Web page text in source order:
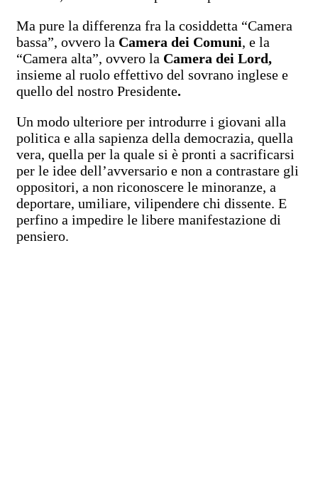
Ma pure la differenza fra la cosiddetta “Camera
bassa”, ovvero la Camera dei Comuni, e la
“Camera alta”, ovvero la Camera dei Lord,
insieme al ruolo effettivo del sovrano inglese e
quello del nostro Presidente.
Un modo ulteriore per introdurre i giovani alla
politica e alla sapienza della democrazia, quella
vera, quella per la quale si è pronti a sacrificarsi
per le idee dell’avversario e non a contrastare gli
oppositori, a non riconoscere le minoranze, a
deportare, umiliare, vilipendere chi dissente. E
perfino a impedire le libere manifestazione di
pensiero.